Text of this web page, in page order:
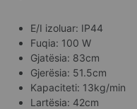
E/I izoluar: IP44
Fuqia: 100 W
Gjatësia: 83cm
Gjerësia: 51.5cm
Kapaciteti: 13kg/min
Lartësia: 42cm